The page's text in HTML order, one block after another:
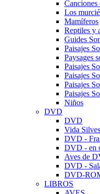
Canciones
Los
Mamíferos
Reptiles y
Guides
Paisajes
Paysages
Paisajes
Paisajes
Paisajes
Paisajes
Niños
DVD
DVD
Vida
DVD -
DVD - en
Aves de
DVD -
DVD-
LIBROS